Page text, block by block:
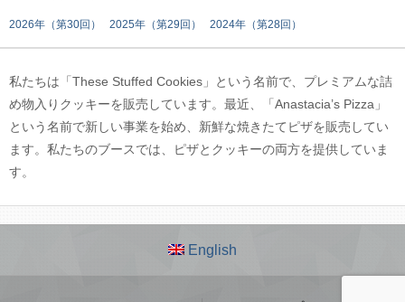
2026年（第30回） 2025年（第29回） 2024年（第28回）
私たちは「These Stuffed Cookies」という名前で、プレミアムな詰
め物入りクッキーを販売しています。最近、「Anastacia’s Pizza」
という名前で新しい事業を始め、新鮮な焼きたてピザを販売してい
ます。私たちのブースでは、ピザとクッキーの両方を提供していま
す。
English